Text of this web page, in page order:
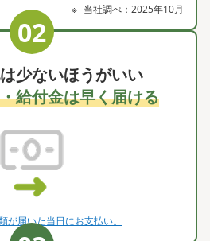
当社調べ：2025年10月
少ないほうがいい
給付金は早く届ける
が届いた当日にお支払い。